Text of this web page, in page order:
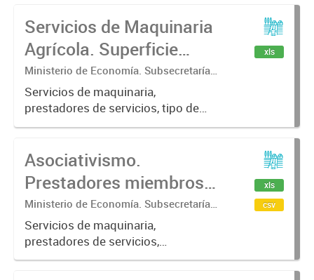
Servicios de Maquinaria
Agrícola. Superficie
trabajada por campaña
agrícola, según servicio
prestado
Ministerio de Economía. Subsecretaría
de Coordinación Económica y
Estadística. Dirección Provincial de
Estadística.
Servicios de maquinaria,
prestadores de servicios, tipo de
servicio
xls
Asociativismo.
Prestadores miembros
de alguna asociación de
prestadores de
servicios, según
Ministerio de Economía. Subsecretaría
de Coordinación Económica y
Estadística. Dirección Provincial de
Estadística.
Servicios de maquinaria,
prestadores de servicios,
asociativismo
xls
csv